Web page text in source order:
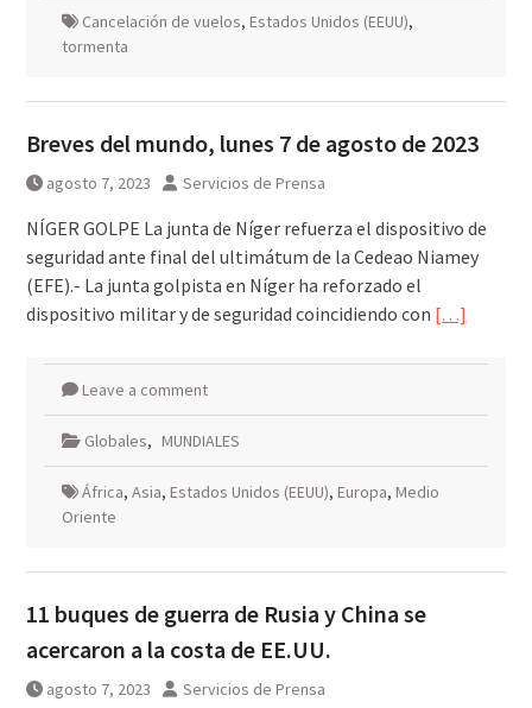
Cancelación de vuelos, Estados Unidos (EEUU),
tormenta
Breves del mundo, lunes 7 de agosto de 2023
agosto 7, 2023 Servicios de Prensa
NÍGER GOLPE La junta de Níger refuerza el dispositivo de
seguridad ante final del ultimátum de la Cedeao Niamey
(EFE).- La junta golpista en Níger ha reforzado el
dispositivo militar y de seguridad coincidiendo con […]
Leave a comment
Globales, MUNDIALES
África, Asia, Estados Unidos (EEUU), Europa, Medio
Oriente
11 buques de guerra de Rusia y China se
acercaron a la costa de EE.UU.
agosto 7, 2023 Servicios de Prensa